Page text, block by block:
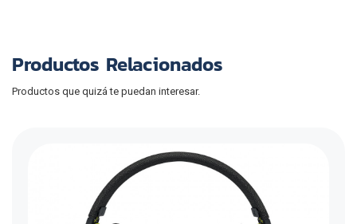
Productos Relacionados
Productos que quizá te puedan interesar.